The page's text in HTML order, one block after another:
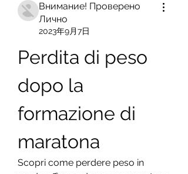
Внимание! Проверено
Лично
2023年9月7日
Perdita di peso
dopo la
formazione di
maratona
Scopri come perdere peso in